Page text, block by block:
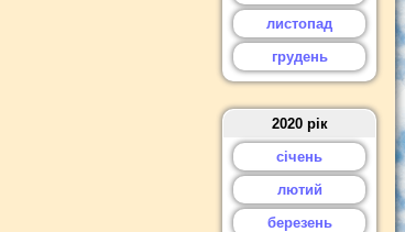
листопад
грудень
2020 рік
січень
лютий
березень